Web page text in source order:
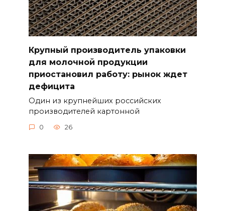
Крупный производитель упаковки
для молочной продукции
приостановил работу: рынок ждет
дефицита
Один из крупнейших российских
производителей картонной
0 26